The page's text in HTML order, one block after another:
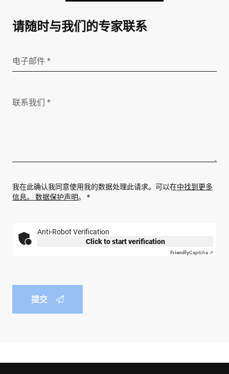
请随时与我们的专家联系
电子邮件 *
联系我们 *
我在此确认我同意使用我的数据处理此请求。可以在中找到更多
信息。 数据保护声明。 *
Anti-Robot Verification
Click to start verification
FriendlyCaptcha ⇗
提交